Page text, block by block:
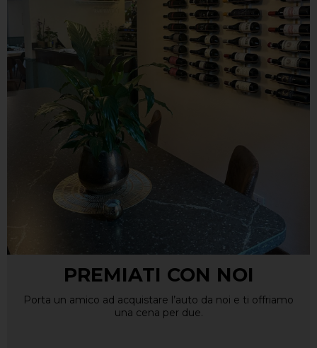
PREMIATI CON NOI
Porta un amico ad acquistare l’auto da noi e ti offriamo
una cena per due.